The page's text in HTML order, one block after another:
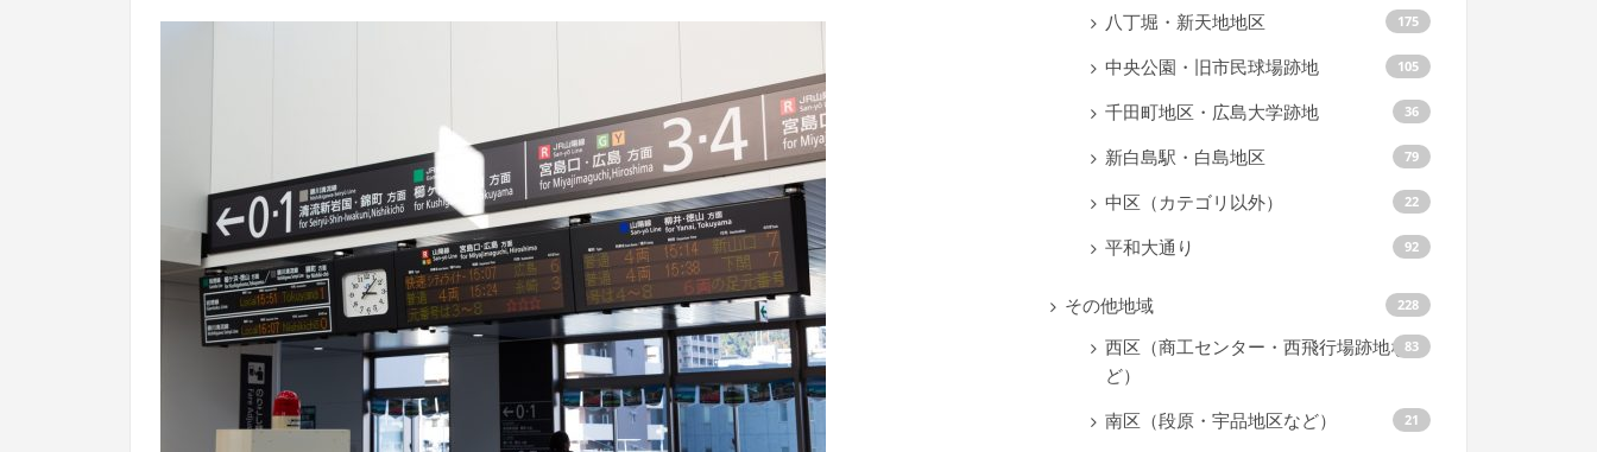
八丁堀・新天地地区 175
中央公園・旧市民球場跡地 105
千田町地区・広島大学跡地 36
新白島駅・白島地区 79
中区（カテゴリ以外） 22
平和大通り 92
その他地域 228
西区（商工センター・西飛行場跡地な
ど）
83
南区（段原・宇品地区など） 21